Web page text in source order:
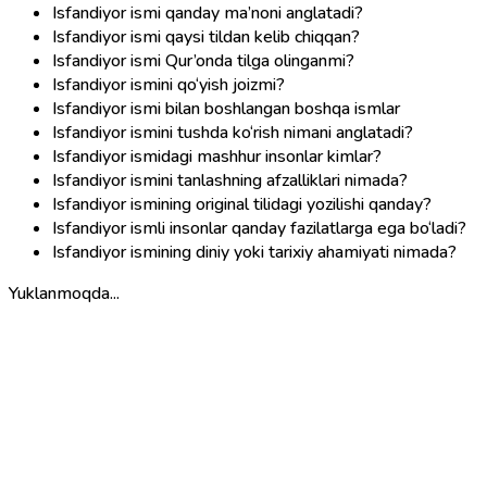
Isfandiyor ismi qanday ma’noni anglatadi?
Isfandiyor ismi qaysi tildan kelib chiqqan?
Isfandiyor ismi Qur’onda tilga olinganmi?
Isfandiyor ismini qo‘yish joizmi?
Isfandiyor ismi bilan boshlangan boshqa ismlar
Isfandiyor ismini tushda ko‘rish nimani anglatadi?
Isfandiyor ismidagi mashhur insonlar kimlar?
Isfandiyor ismini tanlashning afzalliklari nimada?
Isfandiyor ismining original tilidagi yozilishi qanday?
Isfandiyor ismli insonlar qanday fazilatlarga ega bo‘ladi?
Isfandiyor ismining diniy yoki tarixiy ahamiyati nimada?
Yuklanmoqda...